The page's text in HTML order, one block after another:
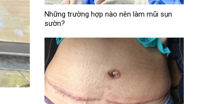
Những trường hợp nào nên làm mũi sụn
sườn?